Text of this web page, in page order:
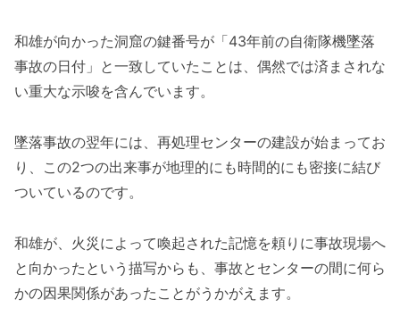
和雄が向かった洞窟の鍵番号が「43年前の自衛隊機墜落
事故の日付」と一致していたことは、偶然では済まされな
い重大な示唆を含んでいます。
墜落事故の翌年には、再処理センターの建設が始まってお
り、この2つの出来事が地理的にも時間的にも密接に結び
ついているのです。
和雄が、火災によって喚起された記憶を頼りに事故現場へ
と向かったという描写からも、事故とセンターの間に何ら
かの因果関係があったことがうかがえます。